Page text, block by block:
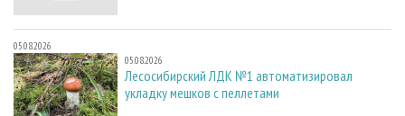
05.08.2026
05.08.2026
Лесосибирский ЛДК №1 автоматизировал
укладку мешков с пеллетами